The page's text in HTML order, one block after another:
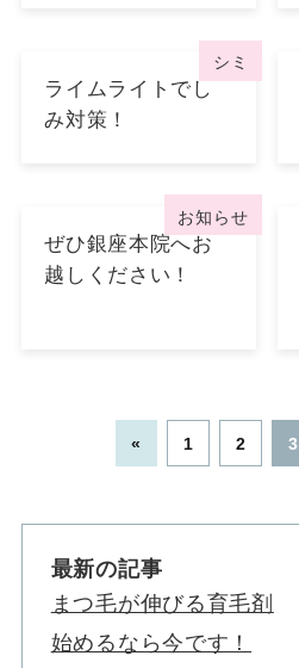
シミ
ライムライトでし
み対策！
お知らせ
ぜひ銀座本院へお
越しください！
« 1 2 3
最新の記事
まつ毛が伸びる育毛剤
始めるなら今です！